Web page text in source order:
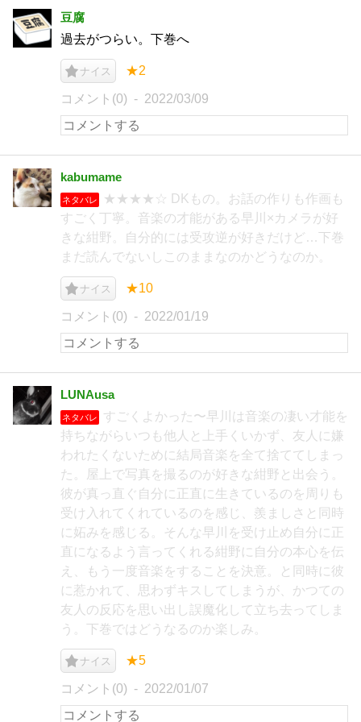
豆腐
過去がつらい。下巻へ
ナイス ★2
コメント(0) 2022/03/09
kabumame
ネタバレ
★★★★☆ DKもの。お話の作りも作画も
すごく丁寧。音楽の才能がある早川×カメラが好
きな紺野。自分的には受攻逆が好きだけど…下巻
まだ読んでないしこのままなのかどうなのか。
ナイス ★10
コメント(0) 2022/01/19
LUNAusa
ネタバレ
すごくよかった〜早川は音楽の凄い才能を
持ちながらいつも他人と上手くいかず、友人に嫌
われたくないために結局音楽を全て捨ててしまっ
た。屋上で写真を撮るのが好きな紺野と出会う。
彼が真っ直ぐ自分に正直に生きているのを周りも
受け入れてくれているのを感じ、羨ましさと同時
に妬みを感じる。そんな早川を受け止め自分に正
直になるよう言ってくれる紺野に自分の本心を伝
え、もう一度音楽をすることを決意。と同時に彼
に惹かれて、思わずキスしてしまうが、かつての
友人の反応を思い出し誤魔化して立ち去ってしま
う。下巻ではどうなるのか楽しみ。
ナイス ★5
コメント(0) 2022/01/07